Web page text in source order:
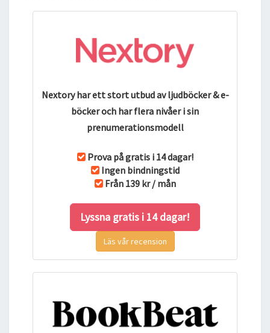
L
A
A
O
S
L
O
G
)
L
J
U
D
B
Nextory har ett stort utbud av ljudböcker & e-
böcker och har flera nivåer i sin
prenumerationsmodell
Prova på gratis i 14 dagar!
Ingen bindningstid
Från 139 kr / mån
Lyssna gratis i 14 dagar!
Läs vår recension